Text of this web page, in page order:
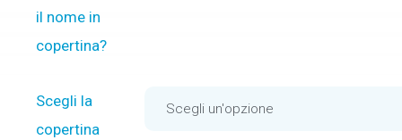
il nome in
copertina?
Scegli la
copertina